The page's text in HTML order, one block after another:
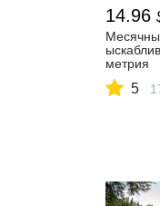
14.96
метрия
5